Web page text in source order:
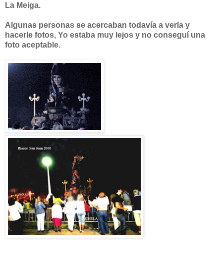
La Meiga.
Algunas personas se acercaban todavía a verla y
hacerle fotos, Yo estaba muy lejos y no conseguí una
foto aceptable.